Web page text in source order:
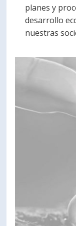
planes y
desarrollo
nuestras